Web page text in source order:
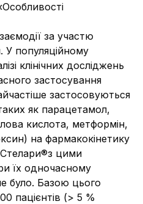
за участю
популяційному
клінічних досліджень
застосування
застосовуються
як парацетамол,
кислота, метформін,
на фармакокінетику
Стелари®з цими
їх одночасному
було. Базою цього
пацієнтів (> 5 %